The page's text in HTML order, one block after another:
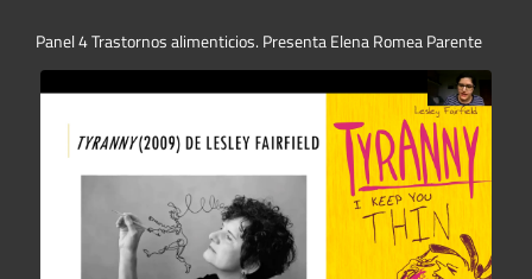
Panel 4 Trastornos alimenticios. Presenta Elena Romea Parente